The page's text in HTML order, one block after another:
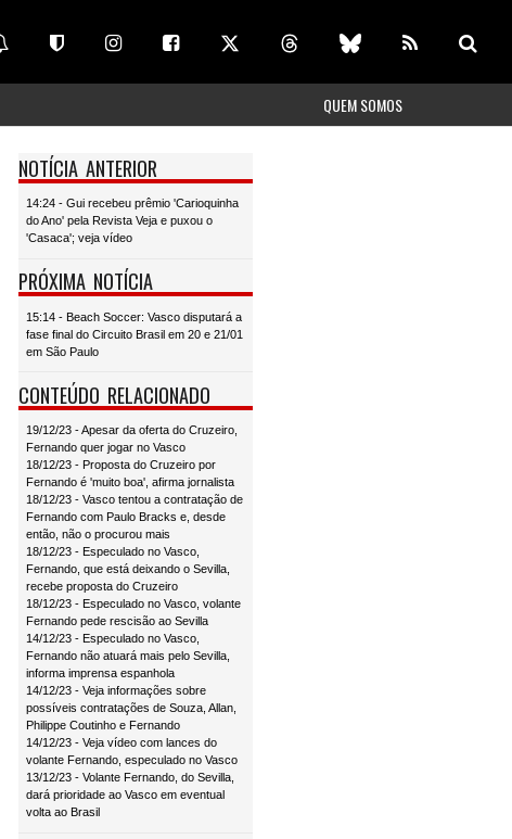
QUEM SOMOS
NOTÍCIA ANTERIOR
14:24 - Gui recebeu prêmio 'Carioquinha
do Ano' pela Revista Veja e puxou o
'Casaca'; veja vídeo
PRÓXIMA NOTÍCIA
15:14 - Beach Soccer: Vasco disputará a
fase final do Circuito Brasil em 20 e 21/01
em São Paulo
CONTEÚDO RELACIONADO
19/12/23 - Apesar da oferta do Cruzeiro,
Fernando quer jogar no Vasco
18/12/23 - Proposta do Cruzeiro por
Fernando é 'muito boa', afirma jornalista
18/12/23 - Vasco tentou a contratação de
Fernando com Paulo Bracks e, desde
então, não o procurou mais
18/12/23 - Especulado no Vasco,
Fernando, que está deixando o Sevilla,
recebe proposta do Cruzeiro
18/12/23 - Especulado no Vasco, volante
Fernando pede rescisão ao Sevilla
14/12/23 - Especulado no Vasco,
Fernando não atuará mais pelo Sevilla,
informa imprensa espanhola
14/12/23 - Veja informações sobre
possíveis contratações de Souza, Allan,
Philippe Coutinho e Fernando
14/12/23 - Veja vídeo com lances do
volante Fernando, especulado no Vasco
13/12/23 - Volante Fernando, do Sevilla,
dará prioridade ao Vasco em eventual
volta ao Brasil